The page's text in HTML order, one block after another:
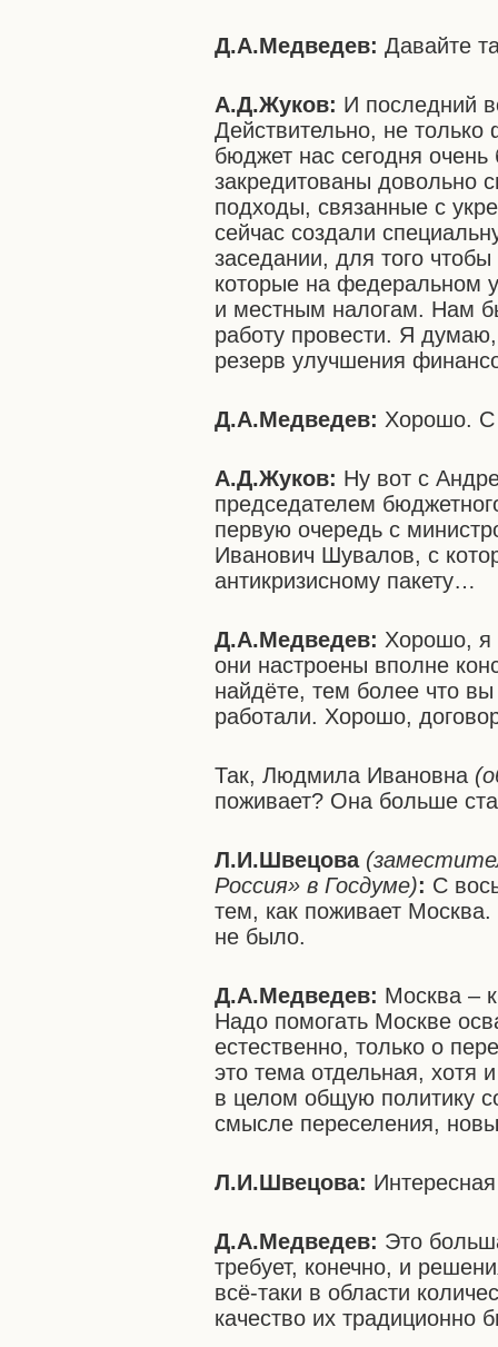
Д.А.Медведев: Давайте
А.Д.Жуков: И последний
Действительно, не
бюджет нас сегодня очень
закредитованы довольно
подходы, связанные с
сейчас создали
заседании, для того
которые на федеральном
и местным налогам. Нам
работу провести. Я думаю,
резерв улучшения
Д.А.Медведев: Хорошо. С
А.Д.Жуков: Ну вот с
председателем
первую очередь с
Иванович Шувалов, с
антикризисному пакету…
Д.А.Медведев: Хорошо, я
они настроены вполне
найдёте, тем более что
работали. Хорошо,
Так, Людмила Ивановна
поживает? Она больше
Л.И.Швецова
Россия» в Госдуме): С
тем, как поживает
не было.
Д.А.Медведев: Москва –
Надо помогать Москве
естественно, только о
это тема отдельная, хотя
в целом общую политику
смысле переселения,
Л.И.Швецова:
Д.А.Медведев: Это
требует, конечно, и
всё-таки в области
качество их традиционно